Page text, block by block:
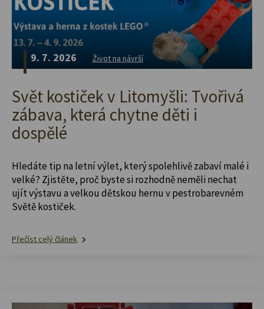
9. 7. 2026 Život na návrší
Svět kostiček v Litomyšli: Tvořivá
zábava, která chytne děti i
dospělé
Hledáte tip na letní výlet, který spolehlivě zabaví malé i
velké? Zjistěte, proč byste si rozhodně neměli nechat
ujít výstavu a velkou dětskou hernu v pestrobarevném
Světě kostiček.
Přečíst celý článek